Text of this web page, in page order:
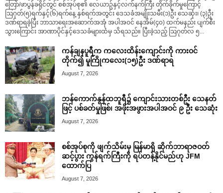
တြော်/ဖာပွန်ခရိုင်တွင် စစ်အုပ်စု၏ လေယာဥ်နှင့်လက်နက်ကြီး တိုက်ခိုက်မှုကြောင့်
ဩဂုတ်(၅)ရက်နှင့်(၆)ရက်နေ့ နှစ်ရက်အတွင်း ဒေသခံအမျိုးသမီး(၁)ဦး သေဆုံး၊ (၃)ဦး
ဒဏ်ရာရခဲ့ပြီး ဘာသာရေးအဆောက်အအုံ အပါအဝင် နေအိမ်(၄၀) ထက်မနည်း ပျက်စီး
သွားကြောင်း အာဏာပိုင်နှင့်ဒေသခံများထံမှ သိရသည်။ ပြီးခဲ့သည့် ဩဂုတ်လ ၅...
ကန်ချနပူရီက ကလေးထိန်းကျောင်းကို ကားဝင်
တိုက်၍ မူကြိုကလေး(၁၅)ဦး ဒဏ်ရာရ
August 7, 2026
ဘန်ကောက်နွန်ထဘူရီ၌ ကျောင်းသားတစ်ဦး သေနတ်
ဖြင့် ပစ်ခတ်မှုဖြစ်၊ အဖိုးအဖွားအပါအဝင် ၉ ဦး သေဆုံး
August 7, 2026
စစ်အုပ်စုကို ဖျက်သိမ်းမှ မြန်မာရှိ ဆိုက်ဘာရာဇဝတ်
ဆင့်ပွား ကွန်ရက်ကြီးကို ရပ်တန့်နိုင်မည်ဟု JFM
ထောက်ပြ
August 7, 2026